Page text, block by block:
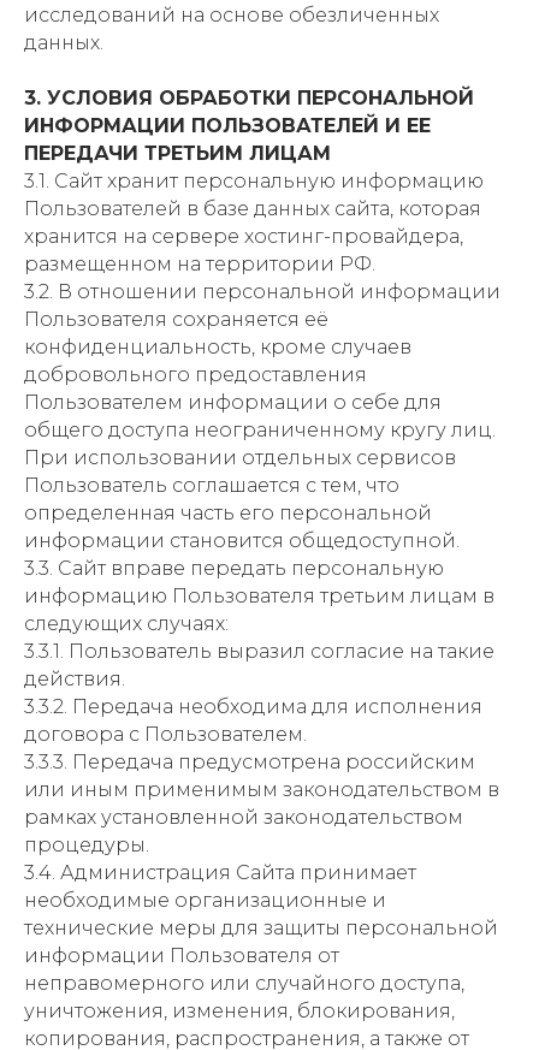
исследований на основе обезличенных
данных.
3. УСЛОВИЯ ОБРАБОТКИ ПЕРСОНАЛЬНОЙ
ИНФОРМАЦИИ ПОЛЬЗОВАТЕЛЕЙ И ЕЕ
ПЕРЕДАЧИ ТРЕТЬИМ ЛИЦАМ
3.1. Сайт хранит персональную информацию
Пользователей в базе данных сайта, которая
хранится на сервере хостинг-провайдера,
размещенном на территории РФ.
3.2. В отношении персональной информации
Пользователя сохраняется её
конфиденциальность, кроме случаев
добровольного предоставления
Пользователем информации о себе для
общего доступа неограниченному кругу лиц.
При использовании отдельных сервисов
Пользователь соглашается с тем, что
определенная часть его персональной
информации становится общедоступной.
3.3. Сайт вправе передать персональную
информацию Пользователя третьим лицам в
следующих случаях:
3.3.1. Пользователь выразил согласие на такие
действия.
3.3.2. Передача необходима для исполнения
договора с Пользователем.
3.3.3. Передача предусмотрена российским
или иным применимым законодательством в
рамках установленной законодательством
процедуры.
3.4. Администрация Сайта принимает
необходимые организационные и
технические меры для защиты персональной
информации Пользователя от
неправомерного или случайного доступа,
уничтожения, изменения, блокирования,
копирования, распространения, а также от